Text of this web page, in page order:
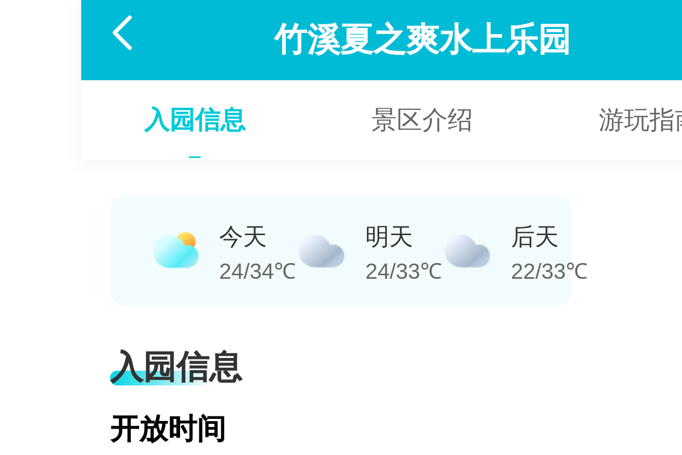
 竹溪夏之爽水上乐园
入园信息 景区介绍 游玩指
今天
24/34℃
明天
24/33℃
后天
22/33℃
入园信息
开放时间